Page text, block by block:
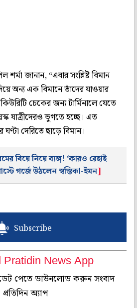
জানান, “এবার সংশ্লিষ্ট বিমান
অন্য এক বিমানে তাঁদের যাওয়ার
চেকের জন্য টার্মিনালে যেতে
যাত্রীদেরও ভুগতে হচ্ছে। এত
ঘণ্টা দেরিতে ছাড়ে বিমান।
বিয়ে নিয়ে ব্যঙ্গ! ‘কারও রেহাই
গর্জে উঠলেন স্বস্তিকা-ইমন]
Subscribe
Pratidin News App
পেতে ডাউনলোড করুন সংবাদ
প্রতিদিন অ্যাপ